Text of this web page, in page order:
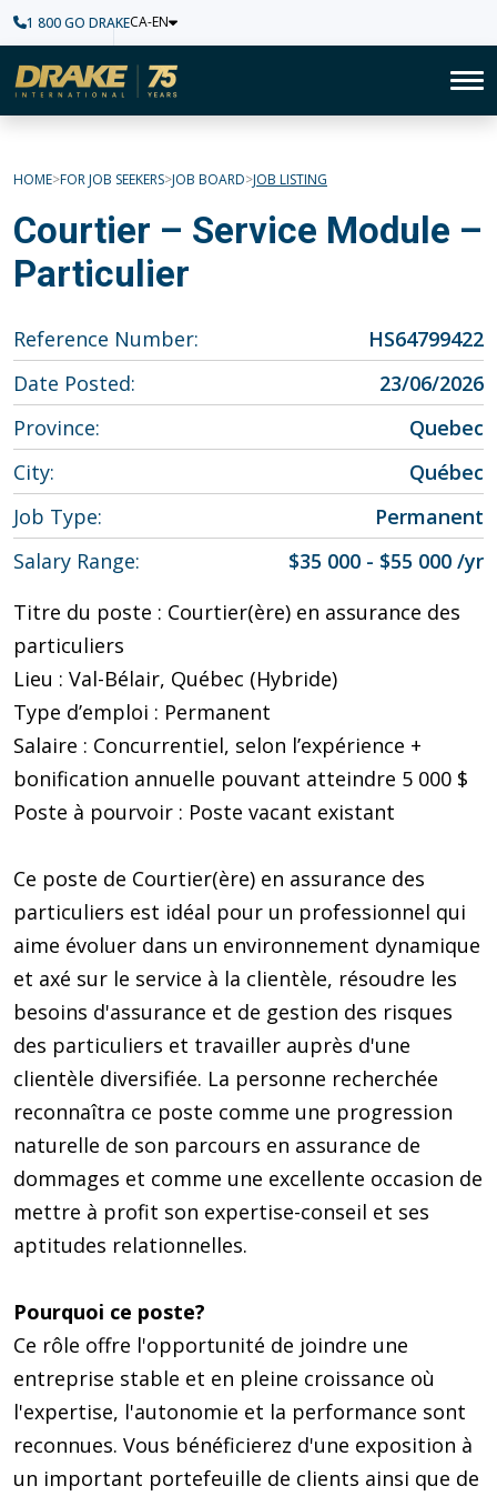
1 800 GO DRAKECA-EN
Home
HOME FOR JOB SEEKERS JOB BOARD JOB LISTING
Courtier – Service Module –
Particulier
Reference Number
HS64799422
Date Posted
23/06/2026
Province
Quebec
City
Québec
Job Type
Permanent
Salary Range
$35 000 - $55 000 /yr
Titre du poste : Courtier(ère) en assurance des
particuliers
Lieu : Val-Bélair, Québec (Hybride)
Type d’emploi : Permanent
Salaire : Concurrentiel, selon l’expérience +
bonification annuelle pouvant atteindre 5 000 $
Poste à pourvoir : Poste vacant existant
Ce poste de Courtier(ère) en assurance des
particuliers est idéal pour un professionnel qui
aime évoluer dans un environnement dynamique
et axé sur le service à la clientèle, résoudre les
besoins d'assurance et de gestion des risques
des particuliers et travailler auprès d'une
clientèle diversifiée. La personne recherchée
reconnaîtra ce poste comme une progression
naturelle de son parcours en assurance de
dommages et comme une excellente occasion de
mettre à profit son expertise-conseil et ses
aptitudes relationnelles.
Pourquoi ce poste?
Ce rôle offre l'opportunité de joindre une
entreprise stable et en pleine croissance où
l'expertise, l'autonomie et la performance sont
reconnues. Vous bénéficierez d'une exposition à
un important portefeuille de clients ainsi que de